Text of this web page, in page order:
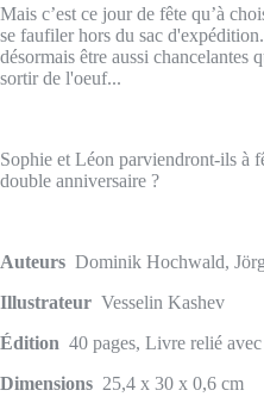
Mais c’est ce jour de fête qu’à
se faufiler hors du sac
désormais être aussi chancelantes
sortir de l'oeuf...
Sophie et Léon parviendront-ils à
double anniversaire ?
Auteurs Dominik Hochwald,
Illustrateur Vesselin Kashev
Édition 40 pages, Livre relié
Dimensions 25,4 x 30 x 0,6 cm